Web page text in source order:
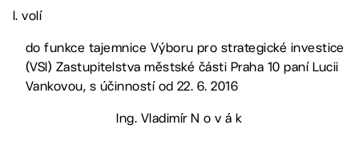
I. volí
do funkce tajemnice Výboru pro strategické investice
(VSI) Zastupitelstva městské části Praha 10 paní Lucii
Vankovou, s účinností od 22. 6. 2016
Ing. Vladimír N o v á k